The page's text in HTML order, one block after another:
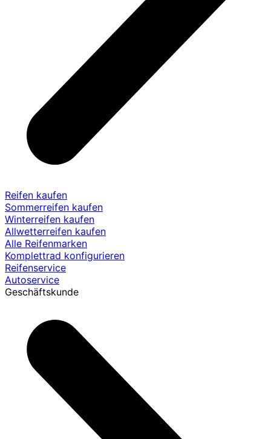
Reifen kaufen
Sommerreifen kaufen
Winterreifen kaufen
Allwetterreifen kaufen
Alle Reifenmarken
Komplettrad konfigurieren
Reifenservice
Autoservice
Geschäftskunde